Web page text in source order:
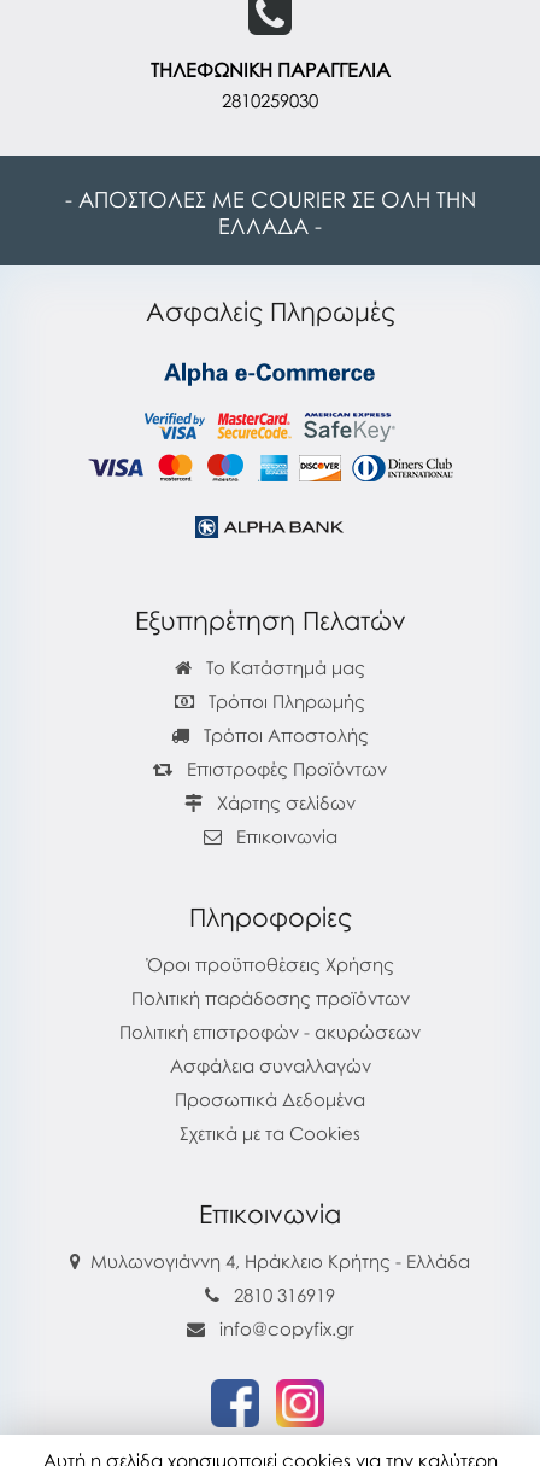
ΤΗΛΕΦΩΝΙΚΗ ΠΑΡΑΓΓΕΛΙΑ
2810259030
- ΑΠΟΣΤΟΛΕΣ ΜΕ COURIER ΣΕ ΟΛΗ ΤΗΝ
ΕΛΛΑΔΑ -
Ασφαλείς Πληρωμές
Εξυπηρέτηση Πελατών
Το Κατάστημά μας
Τρόποι Πληρωμής
Τρόποι Αποστολής
Επιστροφές Προϊόντων
Χάρτης σελίδων
Επικοινωνία
Πληροφορίες
Όροι προϋποθέσεις Χρήσης
Πολιτική παράδοσης προϊόντων
Πολιτική επιστροφών - ακυρώσεων
Ασφάλεια συναλλαγών
Προσωπικά Δεδομένα
Σχετικά με τα Cookies
Επικοινωνία
Μυλωνογιάννη 4, Ηράκλειο Κρήτης - Ελλάδα
2810 316919
info@copyfix.gr
Αυτή η σελίδα χρησιμοποιεί cookies για την καλύτερη